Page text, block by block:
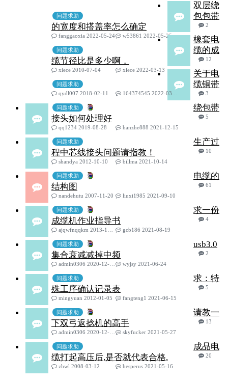
问题求助
双层绕
包包带
的宽度和搭盖率怎么确定
2
fanggaoxia 2022-05-24
w53861 2022-05-25
问题求助
橡套电
缆的成
缆节径比是多少啊，
12
xiece 2010-07-04
xiece 2022-03-13
问题求助
关于电
缆铜带
3
qydl007 2018-02-11 164374545 2022-03-06
问题求助
绕包带
接头如何处理好
5
qq1234 2019-08-28
hanzhe888 2021-12-15
问题求助
生产过
程中芯线接头问题请指教！
10
shandya 2012-10-10
billma 2021-10-14
问题求助
电缆的
结构图
61
nandehutu 2007-11-20
liuxi1985 2021-09-10
问题求助
求一份
成缆机作业指导书
4
ajqwfnqqkm 2013-12-23
gcb186 2021-08-19
问题求助
usb3.0
集合衰减减掉中频
2
admin0306 2020-12-18
wyjsy 2021-06-24
问题求助
求：特
殊工序确认记录表
5
mingyuan 2012-01-05
fangteng1 2021-06-15
问题求助
请教一
下双弓返捻机的高手
13
admin0306 2020-12-08
skyfucker 2021-05-27
问题求助
成品电
缆打起高压后,是否就代表合格.
20
zhwl 2008-03-12
hesperus 2021-05-16